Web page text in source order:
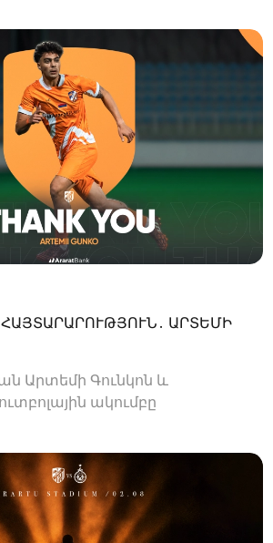
ԱՐՏԵՄԻ
Արտեմի Գունկոն և
ակումբը